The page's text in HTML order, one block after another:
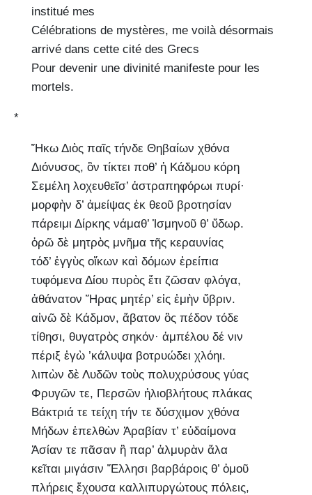
institué mes
Célébrations de mystères, me voilà désormais
arrivé dans cette cité des Grecs
Pour devenir une divinité manifeste pour les
mortels.
*
Ἥκω Διὸς παῖς τήνδε Θηβαίων χθόνα
Διόνυσος, ὃν τίκτει ποθ’ ἡ Κάδμου κόρη
Σεμέλη λοχευθεῖσ’ ἀστραπηφόρωι πυρί·
μορφὴν δ’ ἀμείψας ἐκ θεοῦ βροτησίαν
πάρειμι Δίρκης νάμαθ’ Ἱσμηνοῦ θ’ ὕδωρ.
ὁρῶ δὲ μητρὸς μνῆμα τῆς κεραυνίας
τόδ’ ἐγγὺς οἴκων καὶ δόμων ἐρείπια
τυφόμενα Δίου πυρὸς ἔτι ζῶσαν φλόγα,
ἀθάνατον Ἥρας μητέρ’ εἰς ἐμὴν ὕβριν.
αἰνῶ δὲ Κάδμον, ἄβατον ὃς πέδον τόδε
τίθησι, θυγατρὸς σηκόν· ἀμπέλου δέ νιν
πέριξ ἐγὼ ’κάλυψα βοτρυώδει χλόηι.
λιπὼν δὲ Λυδῶν τοὺς πολυχρύσους γύας
Φρυγῶν τε, Περσῶν ἡλιοβλήτους πλάκας
Βάκτριά τε τείχη τήν τε δύσχιμον χθόνα
Μήδων ἐπελθὼν Ἀραβίαν τ’ εὐδαίμονα
Ἀσίαν τε πᾶσαν ἣ παρ’ ἁλμυρὰν ἅλα
κεῖται μιγάσιν Ἕλλησι βαρβάροις θ’ ὁμοῦ
πλήρεις ἔχουσα καλλιπυργώτους πόλεις,